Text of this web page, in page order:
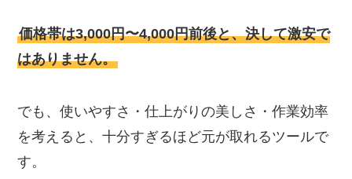
価格帯は3,000円〜4,000円前後と、決して激安で
はありません。
でも、使いやすさ・仕上がりの美しさ・作業効率
を考えると、十分すぎるほど元が取れるツールで
す。